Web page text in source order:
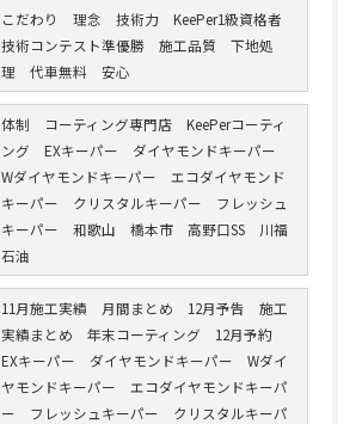
こだわり 理念 技術力 KeePer1級資格者
技術コンテスト準優勝 施工品質 下地処
理 代車無料 安心
体制 コーティング専門店 KeePerコーティ
ング EXキーパー ダイヤモンドキーパー
Wダイヤモンドキーパー エコダイヤモンド
キーパー クリスタルキーパー フレッシュ
キーパー 和歌山 橋本市 高野口SS 川福
石油
11月施工実績 月間まとめ 12月予告 施工
実績まとめ 年末コーティング 12月予約
EXキーパー ダイヤモンドキーパー Wダイ
ヤモンドキーパー エコダイヤモンドキーパ
ー フレッシュキーパー クリスタルキーパ